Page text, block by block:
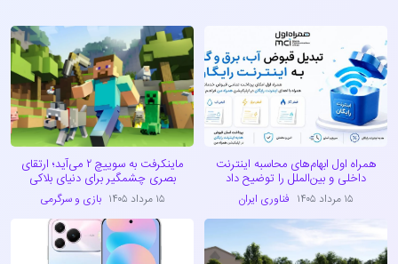
همراه اول ابهام‌های محاسبه اینترنت
داخلی و بین‌الملل را توضیح داد
۱۵ مرداد ۱۴۰۵ فناوری ایران
ماینکرفت به سوییچ ۲ می‌آید؛ ارتقای
بصری چشمگیر برای دنیای بلاکی
۱۵ مرداد ۱۴۰۵ بازی و سرگرمی